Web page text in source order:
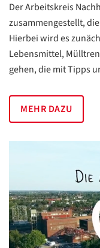
Der Arbeitskreis
zusammengestellt,
Hierbei wird es
Lebensmittel,
gehen, die mit Tipps
MEHR DAZU